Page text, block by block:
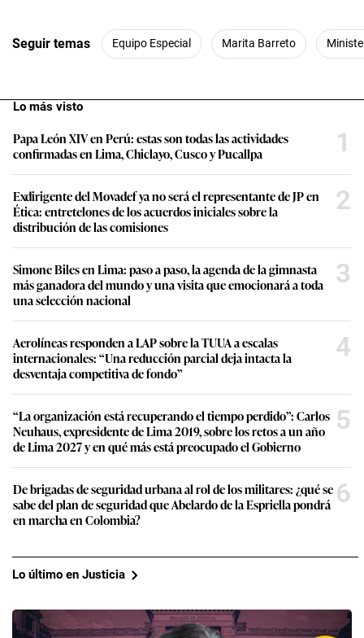
Seguir temas Equipo Especial Marita Barreto
Lo más visto
Papa León XIV en Perú: estas son todas las actividades
confirmadas en Lima, Chiclayo, Cusco y Pucallpa
1
Exdirigente del Movadef ya no será el representante de JP en
Ética: entretelones de los acuerdos iniciales sobre la
distribución de las comisiones
2
Simone Biles en Lima: paso a paso, la agenda de la gimnasta
más ganadora del mundo y una visita que emocionará a toda
una selección nacional
3
Aerolíneas responden a LAP sobre la TUUA a escalas
internacionales: “Una reducción parcial deja intacta la
desventaja competitiva de fondo”
4
“La organización está recuperando el tiempo perdido”: Carlos
Neuhaus, expresidente de Lima 2019, sobre los retos a un año
de Lima 2027 y en qué más está preocupado el Gobierno
5
De brigadas de seguridad urbana al rol de los militares: ¿qué se
sabe del plan de seguridad que Abelardo de la Espriella pondrá
en marcha en Colombia?
6
Lo último en Justicia